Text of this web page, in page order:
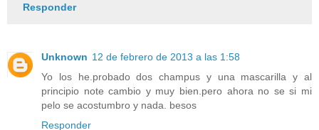
Responder
Unknown 12 de febrero de 2013 a las 1:58
Yo los he.probado dos champus y una mascarilla y al
principio note cambio y muy bien.pero ahora no se si mi
pelo se acostumbro y nada. besos
Responder